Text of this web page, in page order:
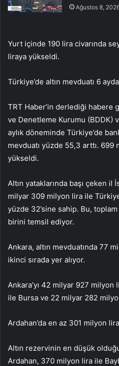
Ağustos 8,
Yurt içinde 190 lira civarında
liraya yükseldi.
Türkiye’de altın mevduatı 6
TRT Haber’in derlediği habere
ve Denetleme Kurumu (BDDK)
aylık döneminde Türkiye’de
mevduatı yüzde 55,3 arttı.
yükseldi.
Altın yataklarında başı çeken il
milyar 309 milyon lira ile
yüzde 32’sine sahip. Bu,
birini temsil ediyor.
Ankara, altın mevduatında 77
ikinci sırada yer alıyor.
Ankara’yı 42 milyar 927
ile Bursa ve 22 milyar 282
Ardahan’da en az 301 milyon
Altın rezervinin en düşük
Ardahan, 370 milyon lira ile